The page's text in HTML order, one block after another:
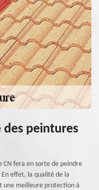
des peintures
CN fera en sorte de peindre
effet, la qualité de la
une meilleure protection à